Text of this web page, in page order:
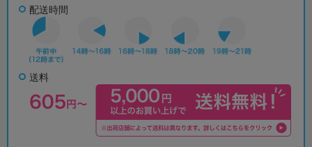
配送時間
送料